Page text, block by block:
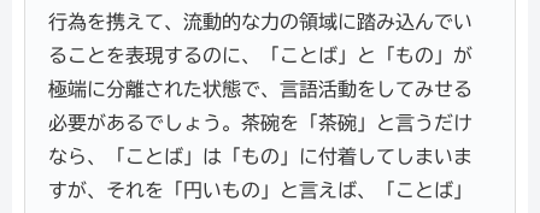
行為を携えて、流動的な力の領域に踏み込んでい
ることを表現するのに、「ことば」と「もの」が
極端に分離された状態で、言語活動をしてみせる
必要があるでしょう。茶碗を「茶碗」と言うだけ
なら、「ことば」は「もの」に付着してしまいま
すが、それを「円いもの」と言えば、「ことば」